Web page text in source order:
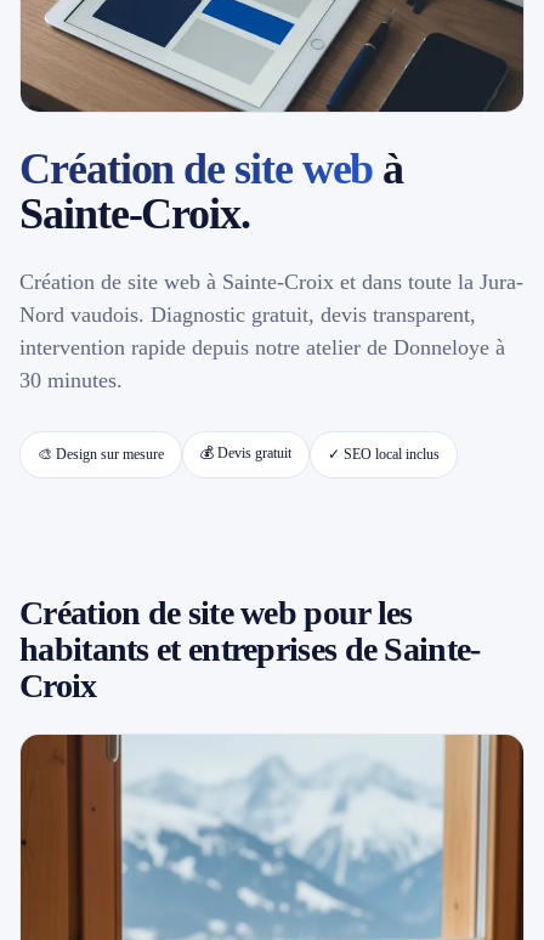
Blog
📱 Réparation téléphone par marque
Broye 5
→ Toutes les zones d'intervention (21 villes)
Création de site web à
Sainte-Croix.
Création de site web à Sainte-Croix et dans toute la Jura-
Nord vaudois. Diagnostic gratuit, devis transparent,
intervention rapide depuis notre atelier de Donneloye à
30 minutes.
🎨 Design sur mesure 💰 Devis gratuit ✓ SEO local inclus
Création de site web pour les
habitants et entreprises de Sainte-
Croix